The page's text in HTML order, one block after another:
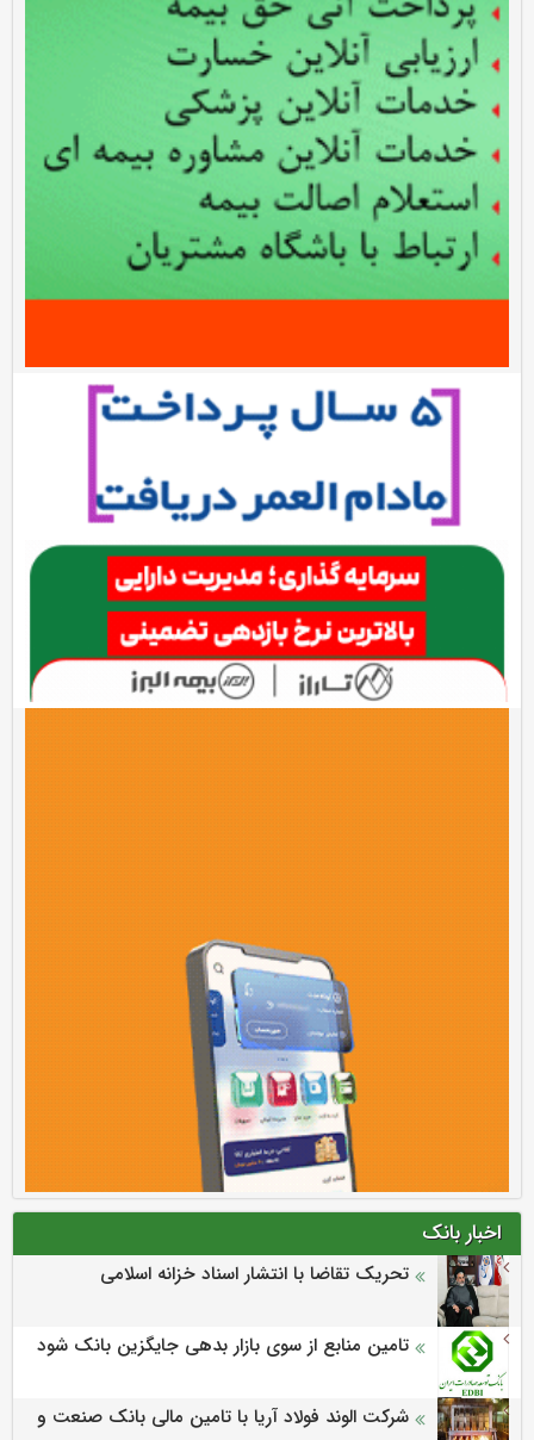
اخبار بانک
تحریک تقاضا با انتشار اسناد خزانه اسلامی
تامین منابع از سوی بازار بدهی جایگزین بانک شود
شرکت الوند فولاد آریا با تامین مالی بانک صنعت و